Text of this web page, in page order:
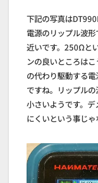
下記の写真は
電源のリップル波
近いです。250Ωと
ンの良いところは
の代わり駆動する
ですね。リップル
小さいようです。
にくいという事じゃ